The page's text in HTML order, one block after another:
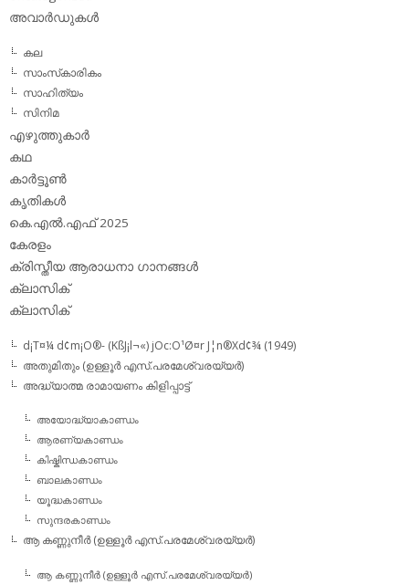
അവാര്‍ഡുകള്‍
കല
സാംസ്‌കാരികം
സാഹിത്യം
സിനിമ
എഴുത്തുകാര്‍
കഥ
കാര്‍ട്ടൂണ്‍
കൃതികള്‍
കെ.എല്‍.എഫ് 2025
കേരളം
ക്രിസ്തീയ ആരാധനാ ഗാനങ്ങള്‍
ക്ലാസിക്‌
ക്ലാസിക്
d¡T¤¼ d¢m¡O®- (KßJ¡l¬«) jOc:O¹Ø¤r J¦n®Xd¢¾ (1949)
അതുമിതും (ഉള്ളൂര്‍ എസ്.പരമേശ്വരയ്യര്‍)
അദ്ധ്യാത്മ രാമായണം കിളിപ്പാട്ട്‌
അയോദ്ധ്യാകാണ്ഡം
ആരണ്യകാണ്ഡം
കിഷ്കിന്ധകാണ്ഡം
ബാലകാണ്ഡം
യൂദ്ധകാണ്ഡം
സുന്ദരകാണ്ഡം
ആ കണ്ണുനീര്‍ (ഉള്ളൂര്‍ എസ്.പരമേശ്വരയ്യര്‍)
ആ കണ്ണുനീര്‍ (ഉള്ളൂര്‍ എസ്.പരമേശ്വരയ്യര്‍)